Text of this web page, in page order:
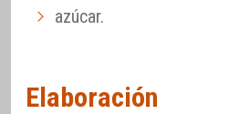
azúcar.
Elaboración